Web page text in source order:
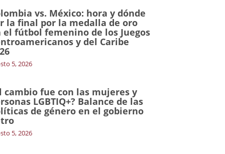
vs. México: hora y dónde
la final por la medalla de oro
el fútbol femenino de los Juegos
y del Caribe
5, 2026
cambio fue con las mujeres y
LGBTIQ+? Balance de las
de género en el gobierno
5, 2026